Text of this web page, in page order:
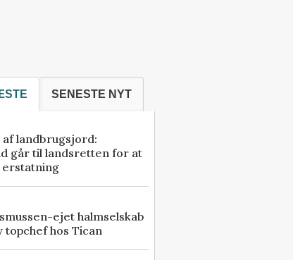
SENESTE NYT
landbrugsjord:
går til landsretten for at
ejet halmselskab
topchef hos Tican